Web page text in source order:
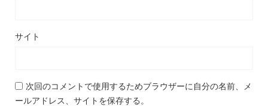
サイト
次回のコメントで使用するためブラウザーに自分の名前、メ
ールアドレス、サイトを保存する。